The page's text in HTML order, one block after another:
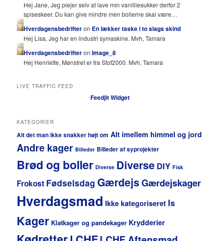
Hej Jane, Jeg plejer selv at lave min vanilliesukker derfor 2
spiseskeer. Du kan give mindre men bollerne skal være…
Hverdagensbedrifteron En lækker taske i to slags skind
Hej Lisa, Jeg har en industri symaskine. Mvh, Tamara
HverdagensbedrifteronImage_8
Hej Henriette, Mønstret er fra Stof2000. Mvh, Tamara
LIVE TRAFFIC FEED
Feedjit Widget
KATEGORIER
Alt det man ikke snakker højt om Alt imellem himmel og jord
Andre kager Billeder Billeder af syprojekter
Brød og boller Diverse Diverse DIY Fisk
Frokost Fødselsdag GærdejsGærdejskager
Hverdagsmad Ikke kategoriseret Is
Kager Klatkager og pandekager Krydderier